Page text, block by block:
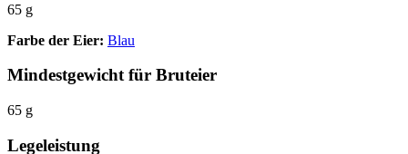
65 g
Farbe der Eier: Blau
Mindestgewicht für Bruteier
65 g
Legeleistung